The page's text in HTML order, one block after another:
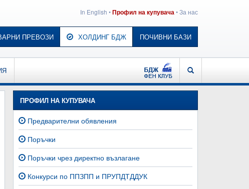
In English •Профил на купувача•За нас
ПРЕВОЗИ ХОЛДИНГ БДЖ ПОЧИВНИ БАЗИ
ТЪРСЕНЕ
ПРОФИЛ НА КУПУВАЧА
Предварителни обявления
Поръчки
Поръчки чрез директно възлагане
Конкурси по ППЗПП и ПРУПДТДДУК